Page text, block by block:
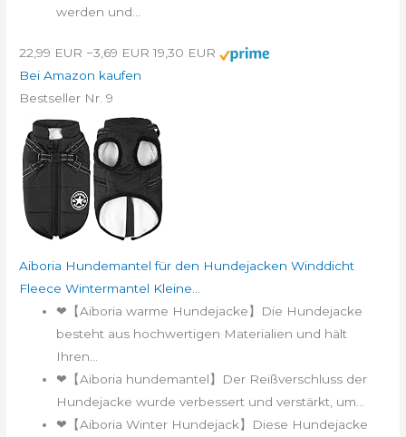
werden und...
22,99 EUR −3,69 EUR 19,30 EUR
Bei Amazon kaufen
Bestseller Nr. 9
Aiboria Hundemantel für den Hundejacken Winddicht
Fleece Wintermantel Kleine...
❤【Aiboria warme Hundejacke】Die Hundejacke
besteht aus hochwertigen Materialien und hält
Ihren...
❤【Aiboria hundemantel】Der Reißverschluss der
Hundejacke wurde verbessert und verstärkt, um...
❤【Aiboria Winter Hundejack】Diese Hundejacke